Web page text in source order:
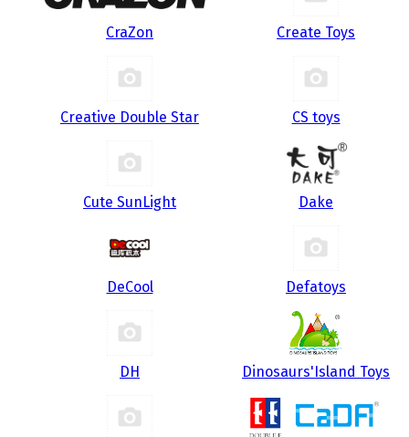
CraZon Create Toys
Creative Double Star CS toys
Cute SunLight Dake
DeCool Defatoys
DH Dinosaurs'Island Toys